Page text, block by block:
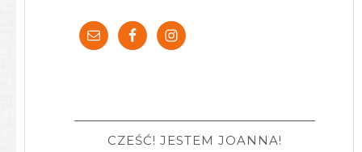
CZEŚĆ! JESTEM JOANNA!